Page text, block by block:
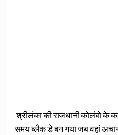
श्रीलंका की राजधानी कोलंबो के
समय ब्लैक डे बन गया जब वहां